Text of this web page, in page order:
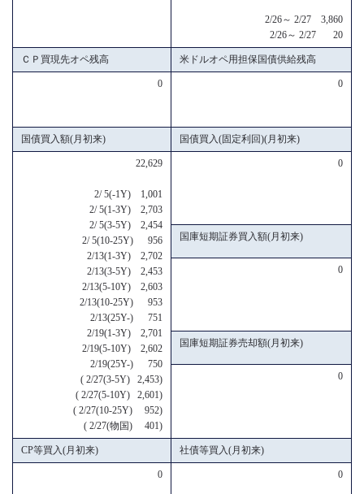
2/26～ 2/27 3,860
2/26～ 2/27 20
ＣＰ買現先オペ残高 米ドルオペ用担保国債供給残高
0 0
国債買入額(月初来) 国債買入(固定利回)(月初来)
22,629
2/ 5(-1Y) 1,001
2/ 5(1-3Y) 2,703
2/ 5(3-5Y) 2,454
2/ 5(10-25Y) 956
2/13(1-3Y) 2,702
2/13(3-5Y) 2,453
2/13(5-10Y) 2,603
2/13(10-25Y) 953
2/13(25Y-) 751
2/19(1-3Y) 2,701
2/19(5-10Y) 2,602
2/19(25Y-) 750
( 2/27(3-5Y) 2,453)
( 2/27(5-10Y) 2,601)
( 2/27(10-25Y) 952)
( 2/27(物国) 401)
0
国庫短期証券買入額(月初来)
0
国庫短期証券売却額(月初来)
0
CP等買入(月初来) 社債等買入(月初来)
0 0